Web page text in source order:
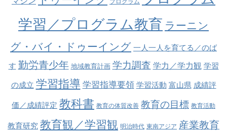
プログラム
学習／プログラム教育 ラーニン
グ・バイ・ドゥーイング 一人一人を育てる／のば
す 勤労青少年 地域教育計画 学力調査 学力／学力観 学習
の成立 学習指導 学習指導要領 学習活動 富山県 成績評
価／成績評定 教科書 教育の体質改善 教育の目標 教育活動
教育研究 教育観／学習観 明治時代 東南アジア 産業教育